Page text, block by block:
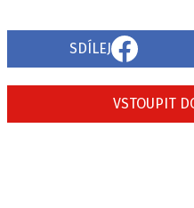
SDÍLEJ
VSTOUPIT